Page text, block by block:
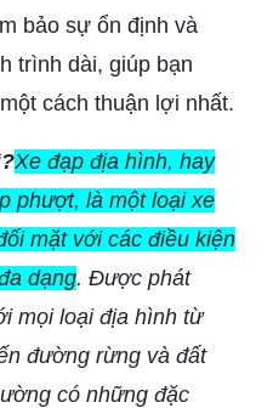
bảo sự ổn định và
trình dài, giúp bạn
cách thuận lợi nhất.
Xe đạp địa hình, hay
phượt, là một loại xe
mặt với các điều kiện
dạng. Được phát
mọi loại địa hình từ
đường rừng và đất
có những đặc